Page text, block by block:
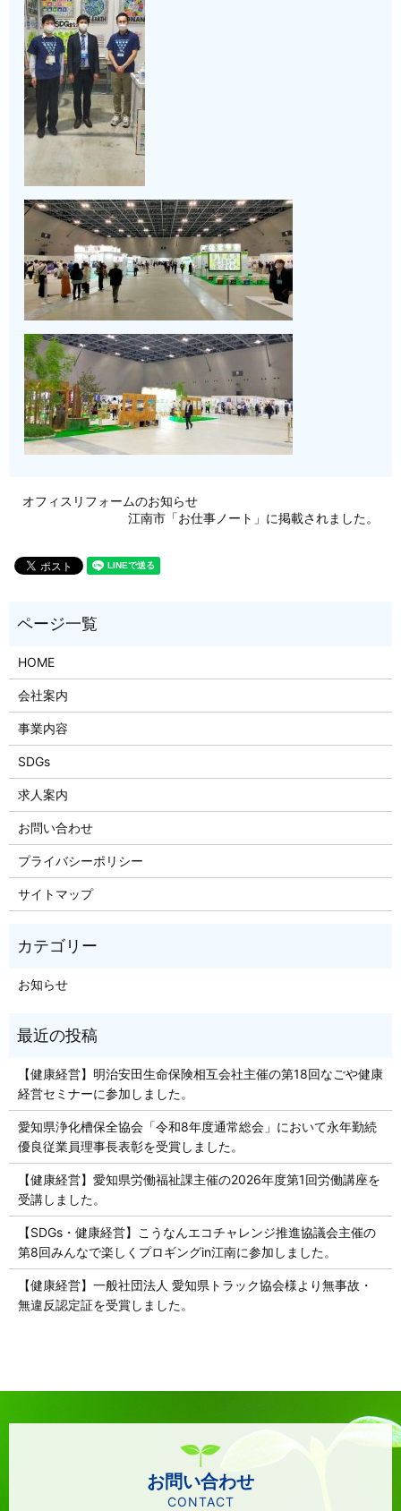
オフィスリフォームのお知らせ
江南市「お仕事ノート」に掲載されました。
HOME
会社案内
事業内容
SDGs
求人案内
お問い合わせ
プライバシーポリシー
サイトマップ
お知らせ
【健康経営】明治安田生命保険相互会社主催の第18回なごや健康
経営セミナーに参加しました。
愛知県浄化槽保全協会「令和8年度通常総会」において永年勤続
優良従業員理事長表彰を受賞しました。
【健康経営】愛知県労働福祉課主催の2026年度第1回労働講座を
受講しました。
【SDGs・健康経営】こうなんエコチャレンジ推進協議会主催の
第8回みんなで楽しくプロギングin江南に参加しました。
【健康経営】一般社団法人 愛知県トラック協会様より無事故・
無違反認定証を受賞しました。
お問い合わせ
CONTACT